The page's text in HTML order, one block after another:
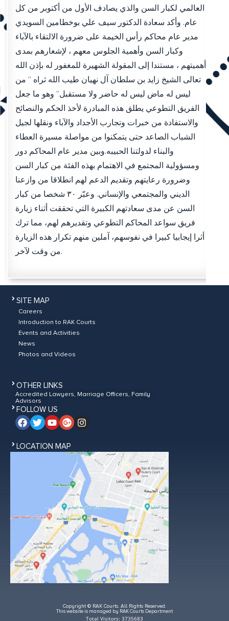
العالمي لكبار السن والذي يصادف الأول من أكتوبر من كل
عام. وأكد سعادة الدكتور سيف علي بوخطامين السويدي
مدير عام محاكم رأس الخيمة على ضرورة الالتقاء بالآباء
وكبار السن وأهمية الجلوس معهم ، لإشعارهم بمدى
أهميتهم ، مستندا إلى المقولة الشهيرة للمغفور له بإذن الله
تعالى الشيخ زايد بن سلطان آل نهيان طيب الله ثراه ” من
ليس له ماض ليس له حاضر ولا مستقبل” وهو ما جعل
الفريق التطوعي يطلق هذه المبادرة لأخذ الحكم والنصائح
والاستفادة من خبرات وتجارب الأجداد والآباء ونقلها لجيل
الشباب الصاعد حتى يتمكنوا من مواصلة مسيرة العطاء
والبناء لدولتنا الحبيبه.وبين مدير عام المحاكم دور
ومسؤولية المجتمع في الاهتمام بهذه الفئة من كبار السن
وضرورة رعايتهم وتقديم الدعم لهم انطلاقا من وازعنا
الديني والمجتمعي والإنساني. وعبّر ٣٠ شخصا من كبار
السن عن مدى سعادتهم الكبيرة التي تحققت أثناء زيارة
فريق سواعد المحاكم التطوعي وتقديرهم لهم، مما ترك
أثرا إيجابيا كبيرا في نفوسهم، آملين منهم تكرار هذه الزيارة
من وقت لآخر.
SITE MAP
Careers
Introduction to RAK Courts
Events and Activities
News
Photos and Videos
OTHER LINKS
Accredited Lawyers, Marriage Officers, Family
Advisors
FOLLOW US
LOCATION MAP
Copyright © RAK Courts. All Rights Reserved.
This website is managed by RAK Courts Department
Total Visitors: 3735683